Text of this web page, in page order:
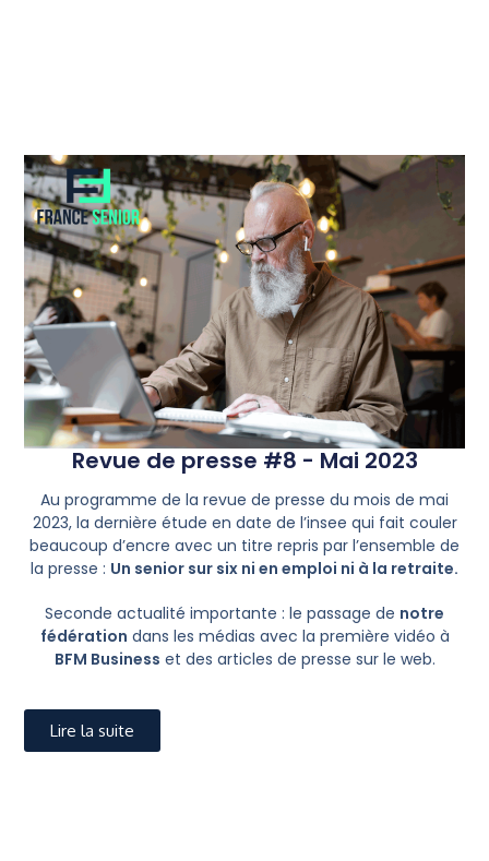
Revue de presse #8 - Mai 2023
Au programme de la revue de presse du mois de mai
2023, la dernière étude en date de l’insee qui fait couler
beaucoup d’encre avec un titre repris par l’ensemble de
la presse : Un senior sur six ni en emploi ni à la retraite.
Seconde actualité importante : le passage de notre
fédération dans les médias avec la première vidéo à
BFM Business et des articles de presse sur le web.
Lire la suite